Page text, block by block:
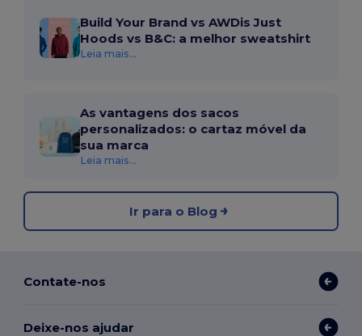
Build Your Brand vs AWDis Just
Hoods vs B&C: a melhor sweatshirt
Leia mais...
As vantagens dos sacos
personalizados: o cartaz móvel da
sua marca
Leia mais...
Ir para o Blog
Contate-nos
Deixe-nos ajudar